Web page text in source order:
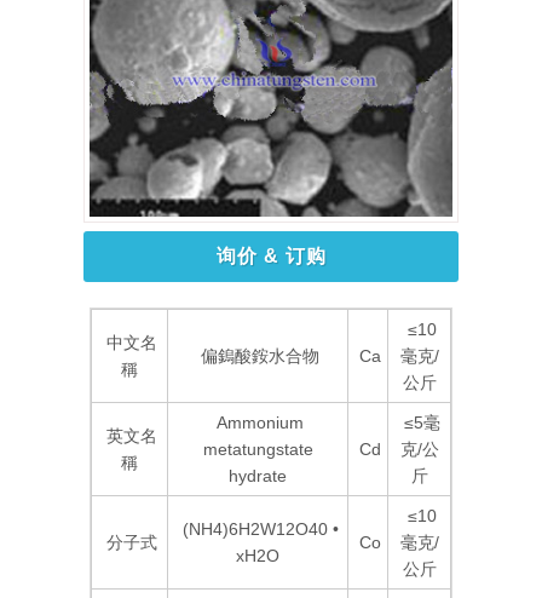
询价 & 订购
中文名
稱
偏鎢酸銨水合物 Ca
≤10
毫克/
公斤
英文名
稱
Ammonium
metatungstate
hydrate
Cd
≤5毫
克/公
斤
分子式
(NH4)6H2W12O40 •
xH2O
Co
≤10
毫克/
公斤